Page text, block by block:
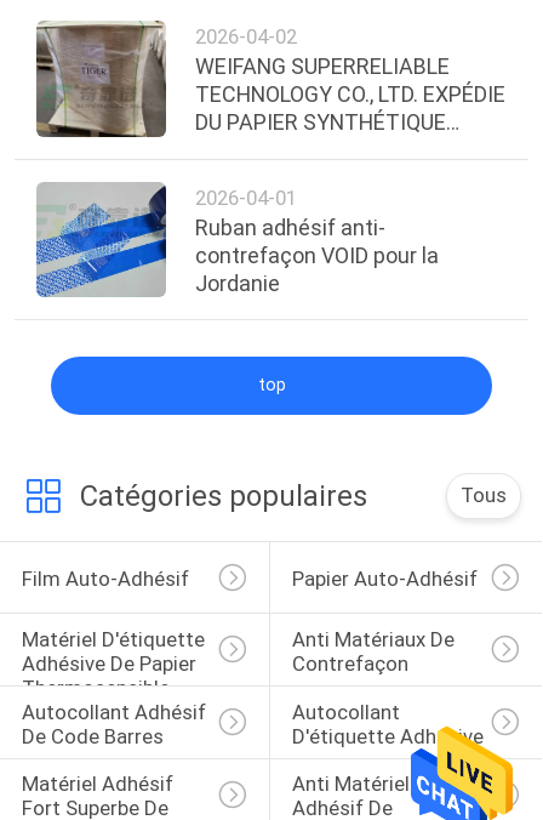
2026-04-02
WEIFANG SUPERRELIABLE
TECHNOLOGY CO., LTD. EXPÉDIE
DU PAPIER SYNTHÉTIQUE
CONGÉLATION EN ÉQUATEUR
2026-04-01
Ruban adhésif anti-
contrefaçon VOID pour la
Jordanie
top
Catégories populaires Tous
Film Auto-Adhésif Papier Auto-Adhésif
Matériel D'étiquette
Adhésive De Papier
Thermosensible
Anti Matériaux De
Contrefaçon
Autocollant Adhésif
De Code Barres
Autocollant
D'étiquette Adhésive
Matériel Adhésif
Fort Superbe De
Anti Matériel
Adhésif De